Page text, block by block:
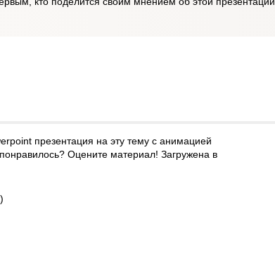
презентация на эту тему с анимацией
Оцените материал! Загружена в